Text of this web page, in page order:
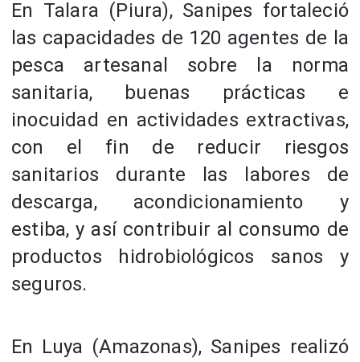
En Talara (Piura), Sanipes fortaleció
las capacidades de 120 agentes de la
pesca artesanal sobre la norma
sanitaria, buenas prácticas e
inocuidad en actividades extractivas,
con el fin de reducir riesgos
sanitarios durante las labores de
descarga, acondicionamiento y
estiba, y así contribuir al consumo de
productos hidrobiológicos sanos y
seguros.
En Luya (Amazonas), Sanipes realizó